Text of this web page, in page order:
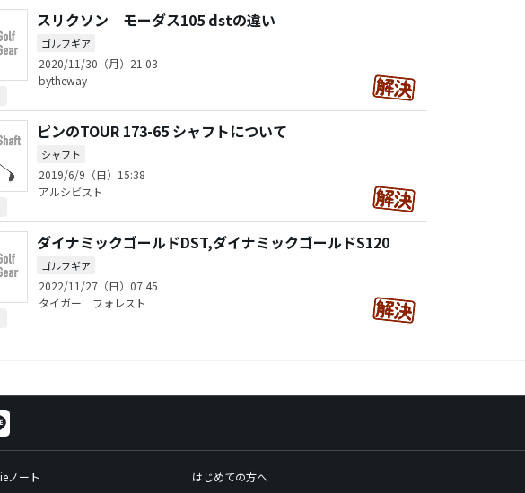
スリクソン モーダス105 dstの違い
ゴルフギア
2020/11/30（月）21:03
bytheway
ピンのTOUR 173-65 シャフトについて
シャフト
2019/6/9（日）15:38
アルシビスト
ダイナミックゴールドDST,ダイナミックゴールドS120
ゴルフギア
2022/11/27（日）07:45
タイガー フォレスト
ノート
はじめての方へ